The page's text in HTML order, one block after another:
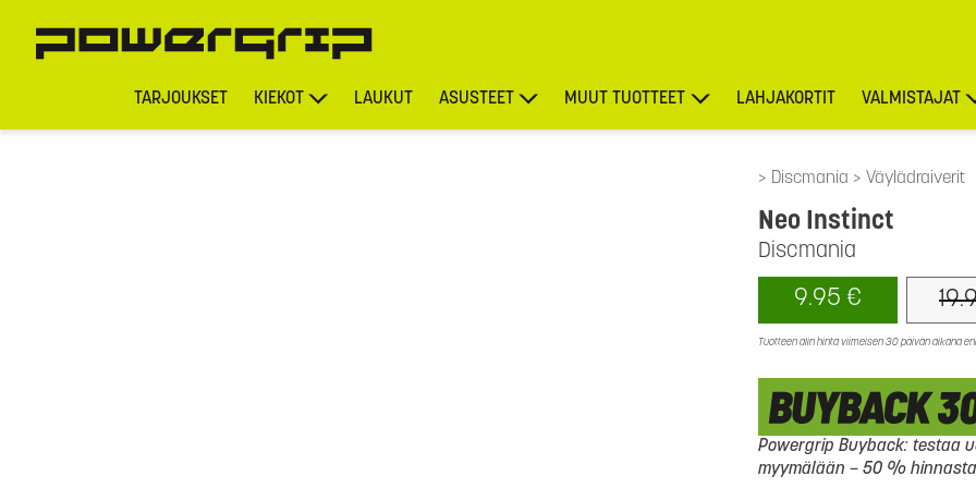
TARJOUKSET KIEKOT LAUKUT ASUSTEET MUUT TUOTTEET LAHJAKORTIT VALMISTAJAT
Discmania Väylädraiverit
Discmania
Neo Instinct
9.95 €
Tuotteen alin hinta viimeisen 30 päivän aikana
Powergrip Buyback: testaa
myymälään – 50 %